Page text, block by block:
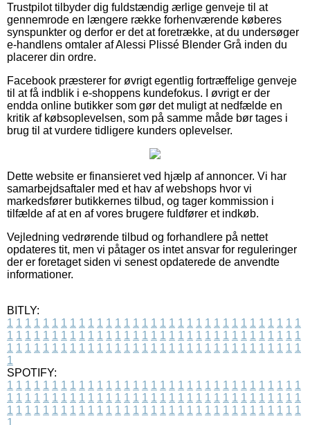
Trustpilot tilbyder dig fuldstændig ærlige genveje til at
gennemrode en længere række forhenværende køberes
synspunkter og derfor er det at foretrække, at du undersøger
e-handlens omtaler af Alessi Plissé Blender Grå inden du
placerer din ordre.
Facebook præsterer for øvrigt egentlig fortræffelige genveje
til at få indblik i e-shoppens kundefokus. I øvrigt er der
endda online butikker som gør det muligt at nedfælde en
kritik af købsoplevelsen, som på samme måde bør tages i
brug til at vurdere tidligere kunders oplevelser.
Dette website er finansieret ved hjælp af annoncer. Vi har
samarbejdsaftaler med et hav af webshops hvor vi
markedsfører butikkernes tilbud, og tager kommission i
tilfælde af at en af vores brugere fuldfører et indkøb.
Vejledning vedrørende tilbud og forhandlere på nettet
opdateres tit, men vi påtager os intet ansvar for reguleringer
der er foretaget siden vi senest opdaterede de anvendte
informationer.
BITLY:
1 1 1 1 1 1 1 1 1 1 1 1 1 1 1 1 1 1 1 1 1 1 1 1 1 1 1 1 1 1 1 1 1
1 1 1 1 1 1 1 1 1 1 1 1 1 1 1 1 1 1 1 1 1 1 1 1 1 1 1 1 1 1 1 1 1
1 1 1 1 1 1 1 1 1 1 1 1 1 1 1 1 1 1 1 1 1 1 1 1 1 1 1 1 1 1 1 1 1
1
SPOTIFY:
1 1 1 1 1 1 1 1 1 1 1 1 1 1 1 1 1 1 1 1 1 1 1 1 1 1 1 1 1 1 1 1 1
1 1 1 1 1 1 1 1 1 1 1 1 1 1 1 1 1 1 1 1 1 1 1 1 1 1 1 1 1 1 1 1 1
1 1 1 1 1 1 1 1 1 1 1 1 1 1 1 1 1 1 1 1 1 1 1 1 1 1 1 1 1 1 1 1 1
1